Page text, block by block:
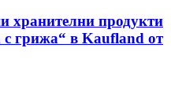
хранителни продукти
грижа“ в Kaufland от